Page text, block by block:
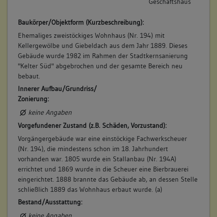
Wohnbauten
Wohn- und Geschäftshaus
erhält Anteil von Köhler
Beschreibung:
Scheuer
Beruf / Amt / Titel:
Weingärtner
Betroffene Gebäudeteile:
keine
7. Besitzer:in:
(1771 - 1781)
Deisinger, Christian
Bemerkung Familie:
Bemerkung Besitz:
Baukörper/Objektform (Kurzbeschreibung):
Ehemaliges zweistöckiges Wohnhaus (Nr. 194) mit
Kellergewölbe und Giebeldach aus dem Jahr 1889. Dieses
Gebäude wurde 1982 im Rahmen der Stadtkernsanierung
"Kelter Süd" abgebrochen und der gesamte Bereich neu
bebaut.
Innerer Aufbau/Grundriss/
Zonierung:
keine Angaben
Vorgefundener Zustand (z.B. Schäden, Vorzustand):
Vorgängergebäude war eine einstöckige Fachwerkscheuer
(Nr. 194), die mindestens schon im 18. Jahrhundert
vorhanden war. 1805 wurde ein Stallanbau (Nr. 194A)
errichtet und 1869 wurde in die Scheuer eine Bierbrauerei
eingerichtet. 1888 brannte das Gebäude ab, an dessen Stelle
schließlich 1889 das Wohnhaus erbaut wurde. (a)
Bestand/Ausstattung: